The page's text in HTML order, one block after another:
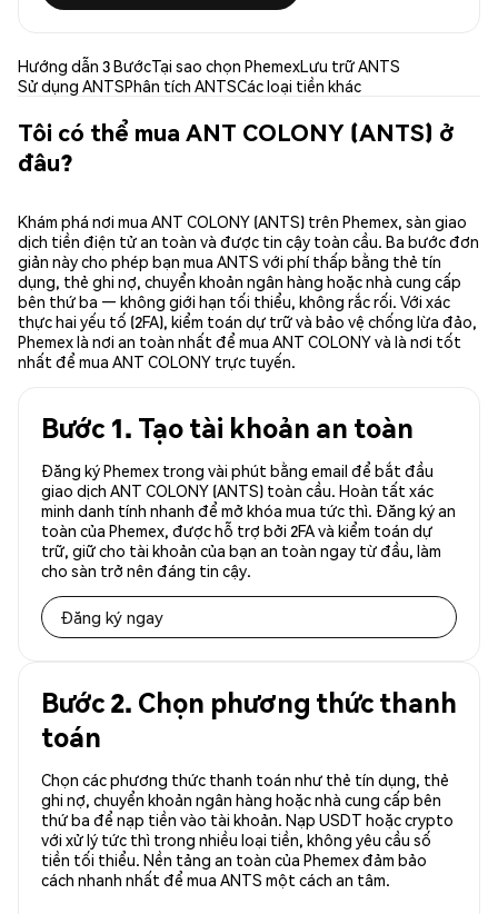
Hướng dẫn 3 BướcTại sao chọn PhemexLưu trữ ANTS
Sử dụng ANTSPhân tích ANTSCác loại tiền khác
Tôi có thể mua ANT COLONY (ANTS) ở
đâu?
Khám phá nơi mua ANT COLONY (ANTS) trên Phemex, sàn giao
dịch tiền điện tử an toàn và được tin cậy toàn cầu. Ba bước đơn
giản này cho phép bạn mua ANTS với phí thấp bằng thẻ tín
dụng, thẻ ghi nợ, chuyển khoản ngân hàng hoặc nhà cung cấp
bên thứ ba — không giới hạn tối thiểu, không rắc rối. Với xác
thực hai yếu tố (2FA), kiểm toán dự trữ và bảo vệ chống lừa đảo,
Phemex là nơi an toàn nhất để mua ANT COLONY và là nơi tốt
nhất để mua ANT COLONY trực tuyến.
Bước 1. Tạo tài khoản an toàn
Đăng ký Phemex trong vài phút bằng email để bắt đầu
giao dịch ANT COLONY (ANTS) toàn cầu. Hoàn tất xác
minh danh tính nhanh để mở khóa mua tức thì. Đăng ký an
toàn của Phemex, được hỗ trợ bởi 2FA và kiểm toán dự
trữ, giữ cho tài khoản của bạn an toàn ngay từ đầu, làm
cho sàn trở nên đáng tin cậy.
Đăng ký ngay
Bước 2. Chọn phương thức thanh
toán
Chọn các phương thức thanh toán như thẻ tín dụng, thẻ
ghi nợ, chuyển khoản ngân hàng hoặc nhà cung cấp bên
thứ ba để nạp tiền vào tài khoản. Nạp USDT hoặc crypto
với xử lý tức thì trong nhiều loại tiền, không yêu cầu số
tiền tối thiểu. Nền tảng an toàn của Phemex đảm bảo
cách nhanh nhất để mua ANTS một cách an tâm.